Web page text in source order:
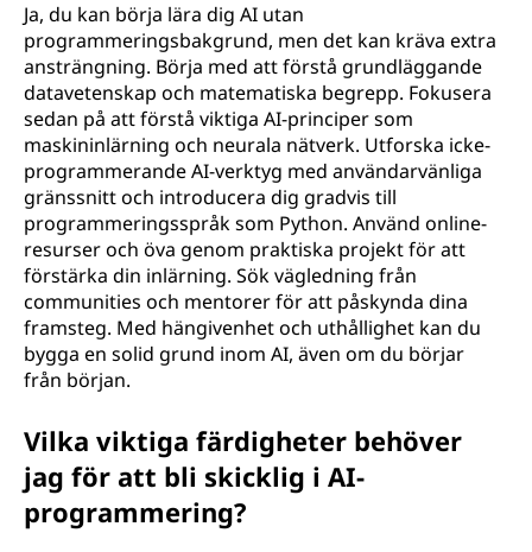
Ja, du kan börja lära dig AI utan
programmeringsbakgrund, men det kan kräva extra
ansträngning. Börja med att förstå grundläggande
datavetenskap och matematiska begrepp. Fokusera
sedan på att förstå viktiga AI-principer som
maskininlärning och neurala nätverk. Utforska icke-
programmerande AI-verktyg med användarvänliga
gränssnitt och introducera dig gradvis till
programmeringsspråk som Python. Använd online-
resurser och öva genom praktiska projekt för att
förstärka din inlärning. Sök vägledning från
communities och mentorer för att påskynda dina
framsteg. Med hängivenhet och uthållighet kan du
bygga en solid grund inom AI, även om du börjar
från början.
Vilka viktiga färdigheter behöver
jag för att bli skicklig i AI-
programmering?